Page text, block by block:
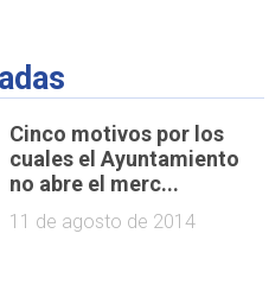
Cinco motivos por los
cuales el Ayuntamiento
no abre el merc...
11 de agosto de 2014